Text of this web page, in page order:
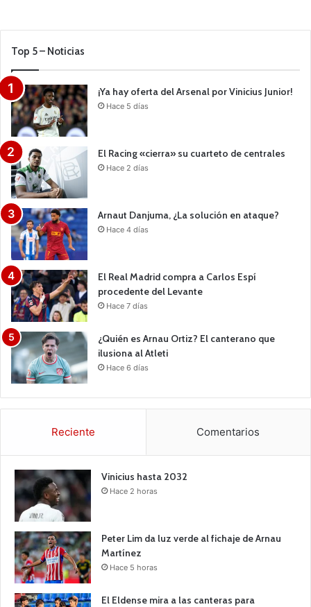
Top 5 – Noticias
¡Ya hay oferta del Arsenal por Vinicius Junior!
Hace 5 días
El Racing «cierra» su cuarteto de centrales
Hace 2 días
Arnaut Danjuma, ¿La solución en ataque?
Hace 4 días
El Real Madrid compra a Carlos Espí
procedente del Levante
Hace 7 días
¿Quién es Arnau Ortiz? El canterano que
ilusiona al Atleti
Hace 6 días
Reciente Comentarios
Vinicius hasta 2032
Hace 2 horas
Peter Lim da luz verde al fichaje de Arnau
Martínez
Hace 5 horas
El Eldense mira a las canteras para